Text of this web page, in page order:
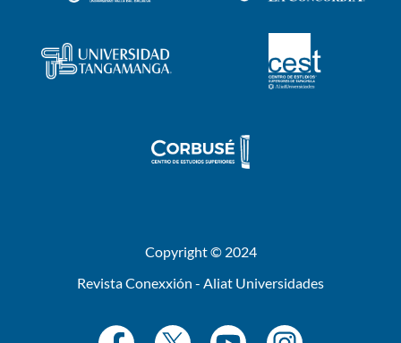
Copyright © 2024
Revista Conexxión - Aliat Universidades